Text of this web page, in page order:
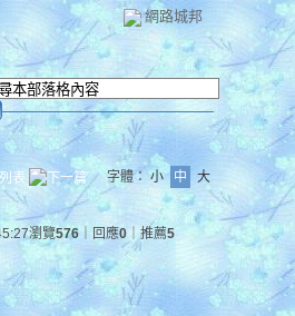
網路城邦
字體： 小 中 大
瀏覽576 ｜回應0 ｜推薦5